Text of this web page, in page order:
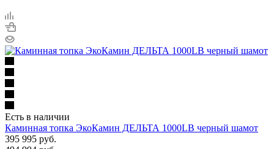
Есть в наличии
Каминная топка ЭкоКамин ДЕЛЬТА 1000LB черный шамот
395 995 руб.